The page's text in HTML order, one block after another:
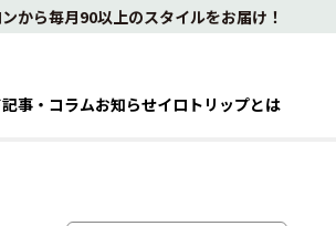
から毎月90以上のスタイルをお届け！
記事・コラムお知らせイロトリップとは